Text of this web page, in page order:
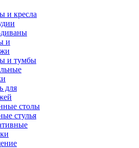
и кресла
и
и тумбы
для
столы
стулья